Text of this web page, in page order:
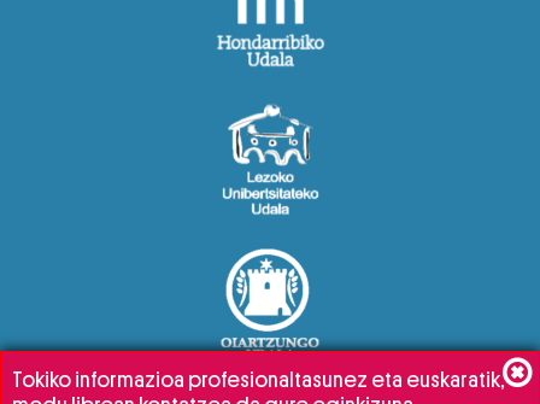
Tokiko informazioa profesionaltasunez eta euskaratik,